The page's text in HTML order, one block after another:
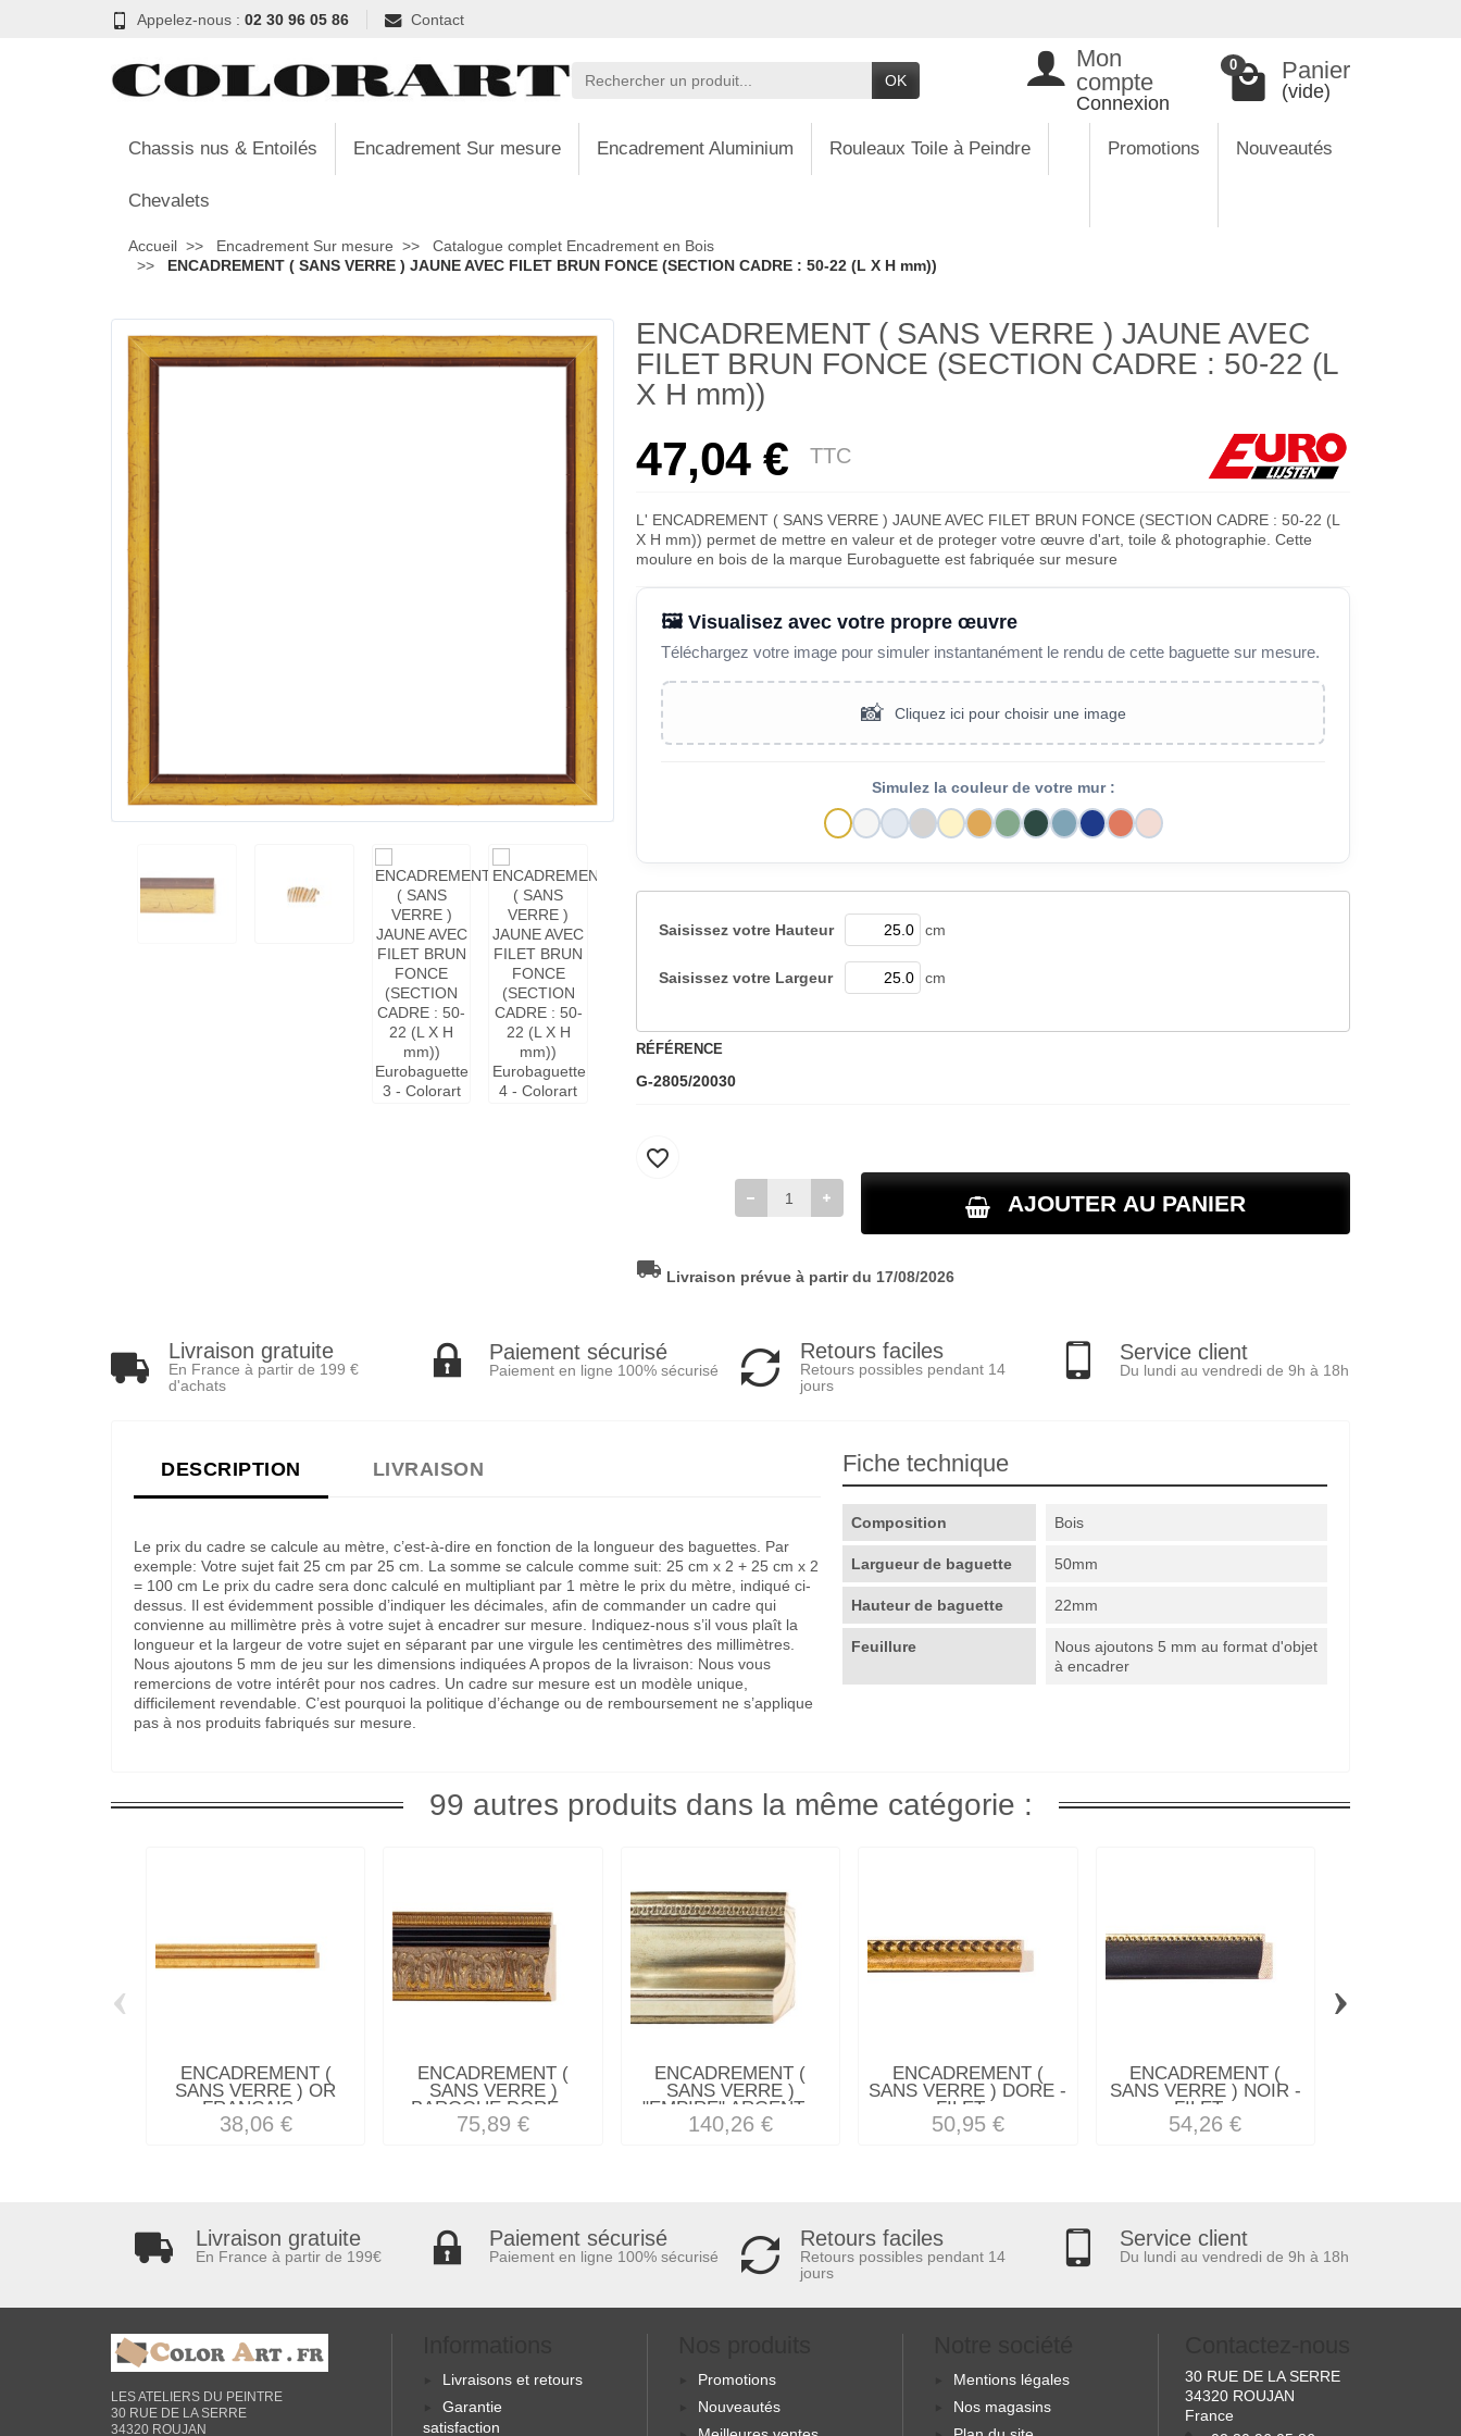
Appelez-nous : 02 30 96 05 86 Contact
OK
Mon
compte
Connexion
0 Panier
(vide)
Chassis nus & Entoilés Encadrement Sur mesure Encadrement Aluminium Rouleaux Toile à Peindre
Chevalets
Promotions Nouveautés
Accueil Encadrement Sur mesure
Catalogue complet Encadrement en Bois
ENCADREMENT ( SANS VERRE ) JAUNE AVEC FILET BRUN FONCE (SECTION CADRE : 50-22 (L X H mm))
ENCADREMENT ( SANS VERRE ) JAUNE AVEC
FILET BRUN FONCE (SECTION CADRE : 50-22 (L
X H mm))
47,04 € TTC
L' ENCADREMENT ( SANS VERRE ) JAUNE AVEC FILET BRUN FONCE (SECTION CADRE : 50-22 (L
X H mm)) permet de mettre en valeur et de proteger votre œuvre d'art, toile & photographie. Cette
moulure en bois de la marque Eurobaguette est fabriquée sur mesure
🖼️ Visualisez avec votre propre œuvre
Téléchargez votre image pour simuler instantanément le rendu de cette baguette sur mesure.
📸 Cliquez ici pour choisir une image
Simulez la couleur de votre mur :
Saisissez votre Hauteur cm
Saisissez votre Largeur cm
RÉFÉRENCE
G-2805/20030
AJOUTER AU PANIER
favorite_border
local_shipping Livraison prévue à partir du 17/08/2026
Livraison gratuite
En France à partir de 199 €
d'achats
Paiement sécurisé
Paiement en ligne 100% sécurisé
Retours faciles
Retours possibles pendant 14
jours
Service client
Du lundi au vendredi de 9h à 18h
DESCRIPTION LIVRAISON
Le prix du cadre se calcule au mètre, c’est-à-dire en fonction de la longueur des baguettes. Par
exemple: Votre sujet fait 25 cm par 25 cm. La somme se calcule comme suit: 25 cm x 2 + 25 cm x 2
= 100 cm Le prix du cadre sera donc calculé en multipliant par 1 mètre le prix du mètre, indiqué ci-
dessus. Il est évidemment possible d’indiquer les décimales, afin de commander un cadre qui
convienne au millimètre près à votre sujet à encadrer sur mesure. Indiquez-nous s’il vous plaît la
longueur et la largeur de votre sujet en séparant par une virgule les centimètres des millimètres.
Nous ajoutons 5 mm de jeu sur les dimensions indiquées A propos de la livraison: Nous vous
remercions de votre intérêt pour nos cadres. Un cadre sur mesure est un modèle unique,
difficilement revendable. C’est pourquoi la politique d’échange ou de remboursement ne s’applique
pas à nos produits fabriqués sur mesure.
Fiche technique
Composition Bois
Largueur de baguette 50mm
Hauteur de baguette 22mm
Feuillure
Nous ajoutons 5 mm au format d'objet
à encadrer
99 autres produits dans la même catégorie :
ENCADREMENT (
SANS VERRE ) OR
FRANCAIS...
38,06 €
ENCADREMENT (
SANS VERRE )
BAROQUE DORE...
75,89 €
ENCADREMENT (
SANS VERRE )
"EMPIRE" ARGENT...
140,26 €
ENCADREMENT (
SANS VERRE ) DORE -
FILET...
50,95 €
ENCADREMENT (
SANS VERRE ) NOIR -
FILET...
54,26 €
‹ ›
Livraison gratuite
En France à partir de 199€
Paiement sécurisé
Paiement en ligne 100% sécurisé
Retours faciles
Retours possibles pendant 14
jours
Service client
Du lundi au vendredi de 9h à 18h
LES ATELIERS DU PEINTRE
30 RUE DE LA SERRE
34320 ROUJAN
Livraisons et retours
Garantie
satisfaction
Promotions
Nouveautés
Mentions légales
Nos magasins
30 RUE DE LA SERRE
34320 ROUJAN
France